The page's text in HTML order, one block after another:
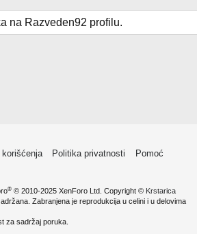
na Razveden92 profilu.
Politika privatnosti
Pomoć
® © 2010-2025 XenForo Ltd. Copyright © Krstarica
Zabranjena je reprodukcija u celini i u delovima
za sadržaj poruka.